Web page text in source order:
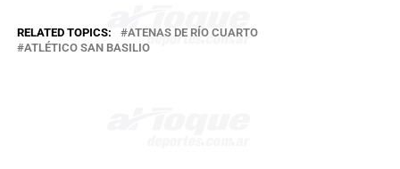
RELATED TOPICS:
ATENAS DE RÍO CUARTO
ATLÉTICO SAN BASILIO